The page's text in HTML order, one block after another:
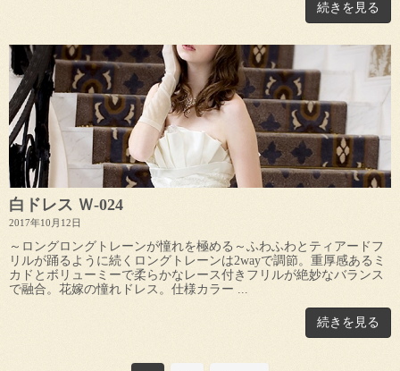
続きを見る
白ドレス Ｗ-024
2017年10月12日
～ロングロングトレーンが憧れを極める～ふわふわとティアードフ
リルが踊るように続くロングトレーンは2wayで調節。重厚感あるミ
カドとボリューミーで柔らかなレース付きフリルが絶妙なバランス
で融合。花嫁の憧れドレス。仕様カラー ...
続きを見る